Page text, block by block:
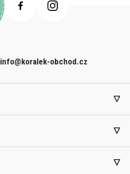
info@koralek-obchod.cz